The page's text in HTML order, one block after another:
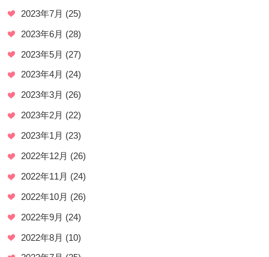
2023年7月 (25)
2023年6月 (28)
2023年5月 (27)
2023年4月 (24)
2023年3月 (26)
2023年2月 (22)
2023年1月 (23)
2022年12月 (26)
2022年11月 (24)
2022年10月 (26)
2022年9月 (24)
2022年8月 (10)